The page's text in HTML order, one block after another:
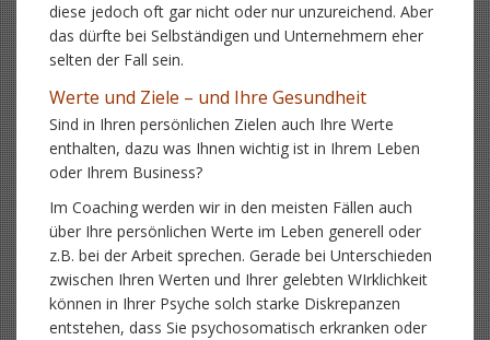
diese jedoch oft gar nicht oder nur unzureichend. Aber
das dürfte bei Selbständigen und Unternehmern eher
selten der Fall sein.
Werte und Ziele – und Ihre Gesundheit
Sind in Ihren persönlichen Zielen auch Ihre Werte
enthalten, dazu was Ihnen wichtig ist in Ihrem Leben
oder Ihrem Business?
Im Coaching werden wir in den meisten Fällen auch
über Ihre persönlichen Werte im Leben generell oder
z.B. bei der Arbeit sprechen. Gerade bei Unterschieden
zwischen Ihren Werten und Ihrer gelebten WIrklichkeit
können in Ihrer Psyche solch starke Diskrepanzen
entstehen, dass Sie psychosomatisch erkranken oder